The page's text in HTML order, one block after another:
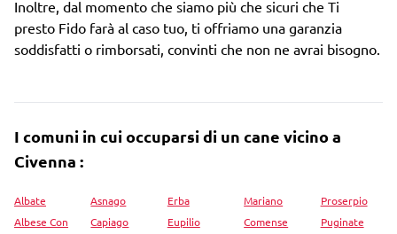
Inoltre, dal momento che siamo più che sicuri che Ti
presto Fido farà al caso tuo, ti offriamo una garanzia
soddisfatti o rimborsati, convinti che non ne avrai bisogno.
I comuni in cui occuparsi di un cane vicino a
Civenna :
Albate
Albese Con
Asnago
Capiago
Erba
Eupilio
Mariano
Comense
Proserpio
Puginate